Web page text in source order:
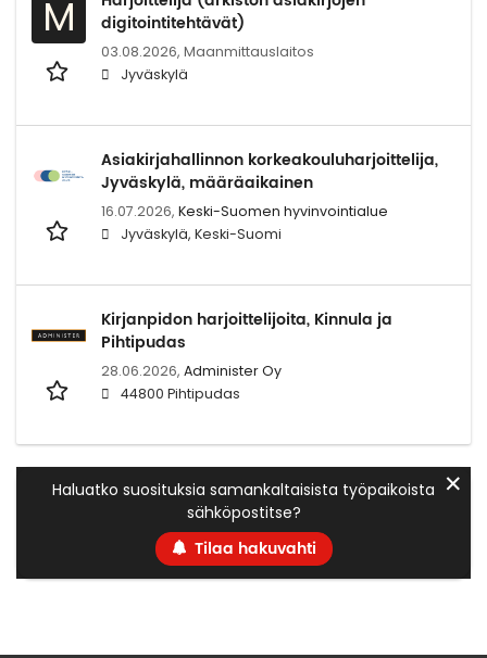
M
digitointitehtävät)
03.08.2026, Maanmittauslaitos
Jyväskylä
Asiakirjahallinnon korkeakouluharjoittelija,
Jyväskylä, määräaikainen
16.07.2026, Keski-Suomen hyvinvointialue
Jyväskylä, Keski-Suomi
Kirjanpidon harjoittelijoita, Kinnula ja
Pihtipudas
28.06.2026, Administer Oy
44800 Pihtipudas
Haluatko suosituksia samankaltaisista työpaikoista
sähköpostitse?
Tilaa hakuvahti
✕